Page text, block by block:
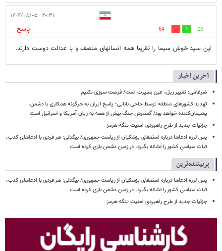
۲۰:۳۱ - ۱۴۰۴/۰۸/۰۵
23
64
پاسخ
این سید خوش سیما را تقریبا همه انسانهای منصف و با عدالت دوست دارند.
آخرین اخبار
ضرغامی: تغییر ریل، عین بصیرت است/ فرصت سوزی نکنیم
تهدید کشورهای منطقه توسط حاجی بابایی؛ پاسخ ایران به هرگونه همکاری با دشمن،
پشیمان‌کننده خواهد بود/ گسترش جنگ بیش از همه به زیان آمریکا و اسرائیل است
جزئیات جدید از طرح راهبردی امنیت تنگه هرمز
پس لرزه ادعاها درباره استعفای پزشکیان از ریاست جمهوری/ بیگدلی: هر فردی با ادعاهای کذب،
ثبات سیاسی کشور را نشانه بگیرد، در زمین دشمن بازی کرده است
پربیننده‌ترین
پس لرزه ادعاها درباره استعفای پزشکیان از ریاست جمهوری/ بیگدلی: هر فردی با ادعاهای کذب،
ثبات سیاسی کشور را نشانه بگیرد، در زمین دشمن بازی کرده است
جزئیات جدید از طرح راهبردی امنیت تنگه هرمز